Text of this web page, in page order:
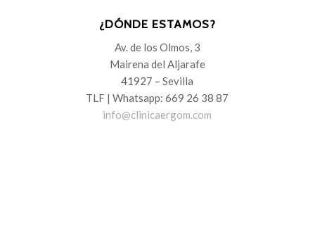
¿DÓNDE ESTAMOS?
Av. de los Olmos, 3
Mairena del Aljarafe
41927 – Sevilla
TLF | Whatsapp: 669 26 38 87
info@clinicaergom.com